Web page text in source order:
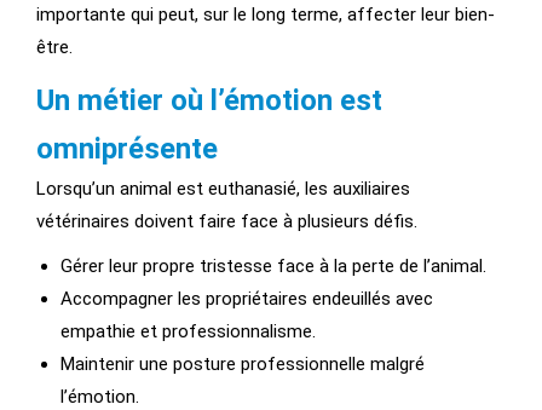
importante qui peut, sur le long terme, affecter leur bien-
être.
Un métier où l’émotion est
omniprésente
Lorsqu’un animal est euthanasié, les auxiliaires
vétérinaires doivent faire face à plusieurs défis.
Gérer leur propre tristesse face à la perte de l’animal.
Accompagner les propriétaires endeuillés avec
empathie et professionnalisme.
Maintenir une posture professionnelle malgré
l’émotion.